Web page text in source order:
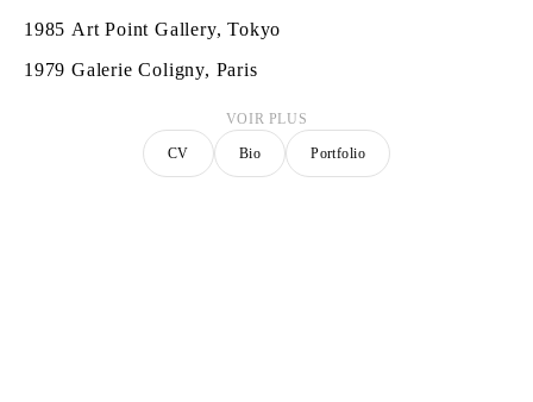
1985 Art Point Gallery, Tokyo
1979 Galerie Coligny, Paris
VOIR PLUS
CV Bio Portfolio